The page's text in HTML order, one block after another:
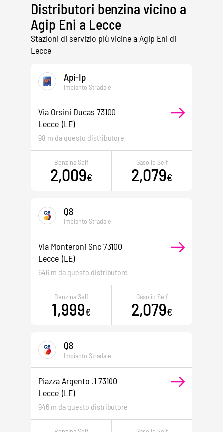
Distributori benzina vicino a
Agip Eni a Lecce
Stazioni di servizio più vicine a Agip Eni di
Lecce
Api-Ip
Impianto Stradale
Via Orsini Ducas 73100
Lecce (LE)
98 m da questo distributore
Benzina Self
2,009€
Gasolio Self
2,079€
Q8
Impianto Stradale
Via Monteroni Snc 73100
Lecce (LE)
646 m da questo distributore
Benzina Self
1,999€
Gasolio Self
2,079€
Q8
Impianto Stradale
Piazza Argento .1 73100
Lecce (LE)
946 m da questo distributore